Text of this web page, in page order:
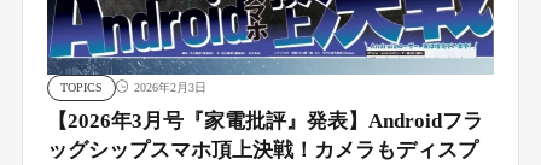
TOPICS 2026年2月3日
【2026年3月号『家電批評』発表】Androidフラ
ッグシップスマホ頂上決戦！カメラもディスプ